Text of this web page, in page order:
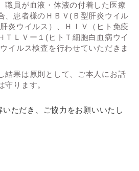
職員が血液・体液の付着した医療
、患者様のＨＢＶ(Ｂ型肝炎ウイル
炎ウイルス）、ＨＩＶ（ヒト免疫
ＴＬＶー１(ヒトＴ細胞白血病ウイ
イルス検査を行わせていただきま
結果は原則として、ご本人にお話
守ります。
ただき、ご協力をお願いいたし